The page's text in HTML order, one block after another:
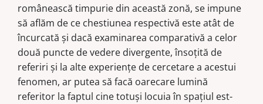
mileniului
I.
O
sumară
privire
istoriografică
românească timpurie din această zonă, se impune
să aflăm de ce chestiunea respectivă este atât de
încurcată și dacă examinarea comparativă a celor
două puncte de vedere divergente, însoțită de
referiri și la alte experiențe de cercetare a acestui
fenomen, ar putea să facă oarecare lumină
referitor la faptul cine totuși locuia în spațiul est-